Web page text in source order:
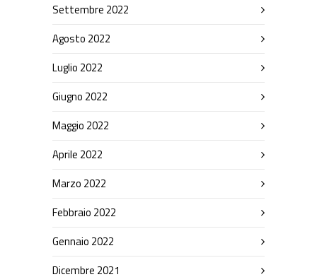
Settembre 2022
Agosto 2022
Luglio 2022
Giugno 2022
Maggio 2022
Aprile 2022
Marzo 2022
Febbraio 2022
Gennaio 2022
Dicembre 2021